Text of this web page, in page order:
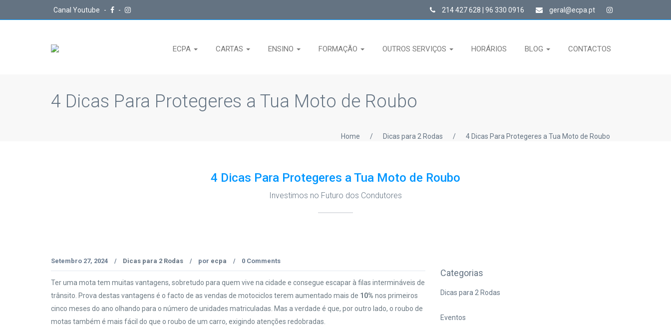
Canal Youtube - - 214 427 628 | 96 330 0916 geral@ecpa.pt
ECPA CARTAS ENSINO FORMAÇÃO OUTROS SERVIÇOS HORÁRIOS BLOG CONTACTOS
4 Dicas Para Protegeres a Tua Moto de Roubo
Home / Dicas para 2 Rodas / 4 Dicas Para Protegeres a Tua Moto de Roubo
4 Dicas Para Protegeres a Tua Moto de Roubo
Investimos no Futuro dos Condutores
Setembro 27, 2024 / Dicas para 2 Rodas / por ecpa / 0 Comments
Ter uma mota tem muitas vantagens, sobretudo para quem vive na cidade e consegue escapar à filas intermináveis de
trânsito. Prova destas vantagens é o facto de as vendas de motociclos terem aumentado mais de 10% nos primeiros
cinco meses do ano olhando para o número de unidades matriculadas. Mas a verdade é que, por outro lado, o roubo de
motas também é mais fácil do que o roubo de um carro, exigindo atenções redobradas.
Categorias
Dicas para 2 Rodas
Eventos